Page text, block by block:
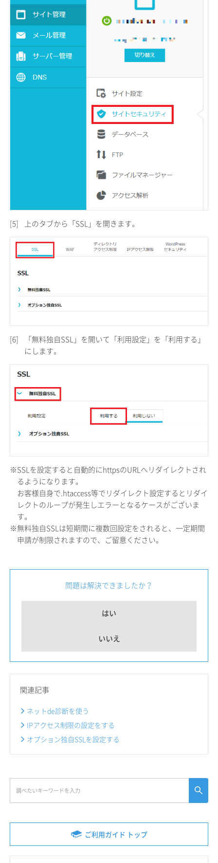
ご利用ガイド トップ
[5] 上のタブから「SSL」を開きます。
[6]
「無料独自SSL」を開いて「利用設定」を「利用する」
にします。
※SSLを設定すると自動的にhttpsのURLへリダイレクトされ
るようになります。
お客様自身で.htaccess等でリダイレクト設定するとリダイ
レクトのループが発生しエラーとなるケースがございま
す。
※無料独自SSLは短期間に複数回設定をされると、一定期間
申請が制限されますので、ご留意ください。
問題は解決できましたか？
はい
いいえ
関連記事
ネットde診断を使う
IPアクセス制限の設定をする
オプション独自SSLを設定する